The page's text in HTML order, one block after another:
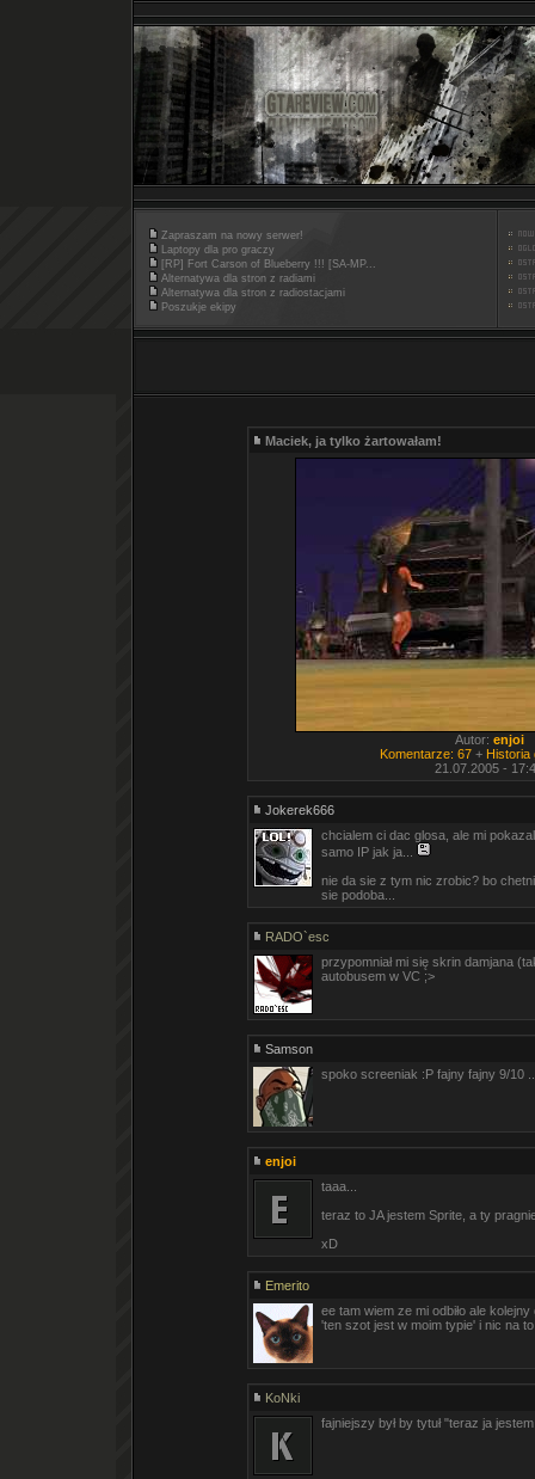
Zapraszam na nowy serwer!
Laptopy dla pro graczy
[RP] Fort Carson of Blueberry !!! [SA-MP...
Alternatywa dla stron z radiami
Alternatywa dla stron z radiostacjami
Poszukje ekipy
Maciek, ja tylko żartowałam!
Autor: enjoi
Komentarze: 67 + Historia
21.07.2005 -
Jokerek666
chcialem ci dac glosa, ale mi
samo IP jak ja...
nie da sie z tym nic zrobic? bo
sie podoba...
RADO`esc
przypomniał mi się skrin damjana
autobusem w VC ;>
Samson
spoko screeniak :P fajny fajny 9/10
enjoi
taaa...
teraz to JA jestem Sprite, a ty
xD
Emerito
ee tam wiem ze mi odbiło ale kolejny
'ten szot jest w moim typie' i nic na
KoNki
fajniejszy był by tytuł "teraz ja